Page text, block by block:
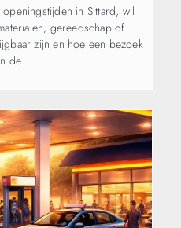
in Sittard, wil
gereedschap of
zijn en hoe een bezoek
de